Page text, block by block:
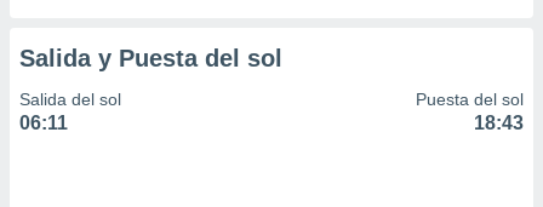
Salida y Puesta del sol
Salida del sol
06:11
Puesta del sol
18:43